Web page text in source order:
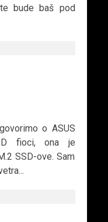
bude baš pod
o ASUS
fioci, ona je
SSD-ove. Sam